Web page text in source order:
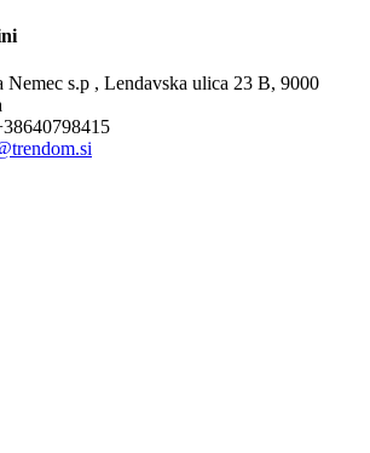
Nemec s.p , Lendavska ulica 23 B, 9000